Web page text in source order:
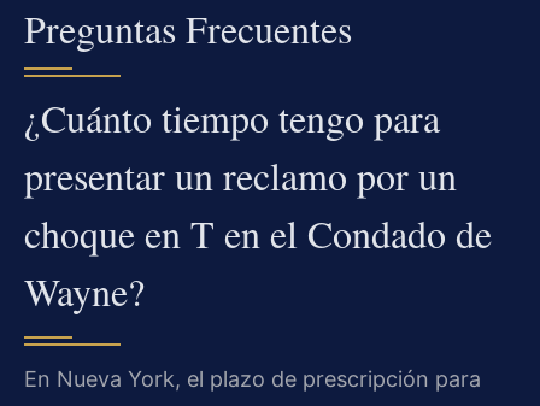
Preguntas Frecuentes
¿Cuánto tiempo tengo para
presentar un reclamo por un
choque en T en el Condado de
Wayne?
En Nueva York, el plazo de prescripción para